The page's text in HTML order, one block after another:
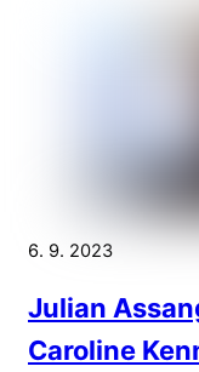
6. 9. 2023
Julian
Caroline